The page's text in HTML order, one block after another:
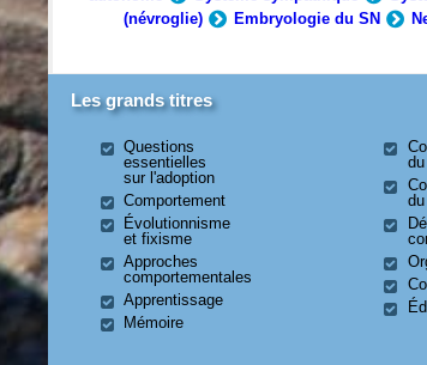
(névroglie)
Embryologie du SN
Les grands titres
Questions
essentielles
sur l'adoption
Comportement
Évolutionnisme
et fixisme
Approches
comportementales
Apprentissage
Mémoire